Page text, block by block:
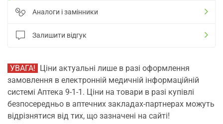
Аналоги і замінники
Залишити відгук
УВАГА! Ціни актуальні лише в разі оформлення
замовлення в електронній медичній інформаційній
системі Аптека 9-1-1. Ціни на товари в разі купівлі
безпосередньо в аптечних закладах-партнерах можуть
відрізнятися від тих, що зазначені на сайті!